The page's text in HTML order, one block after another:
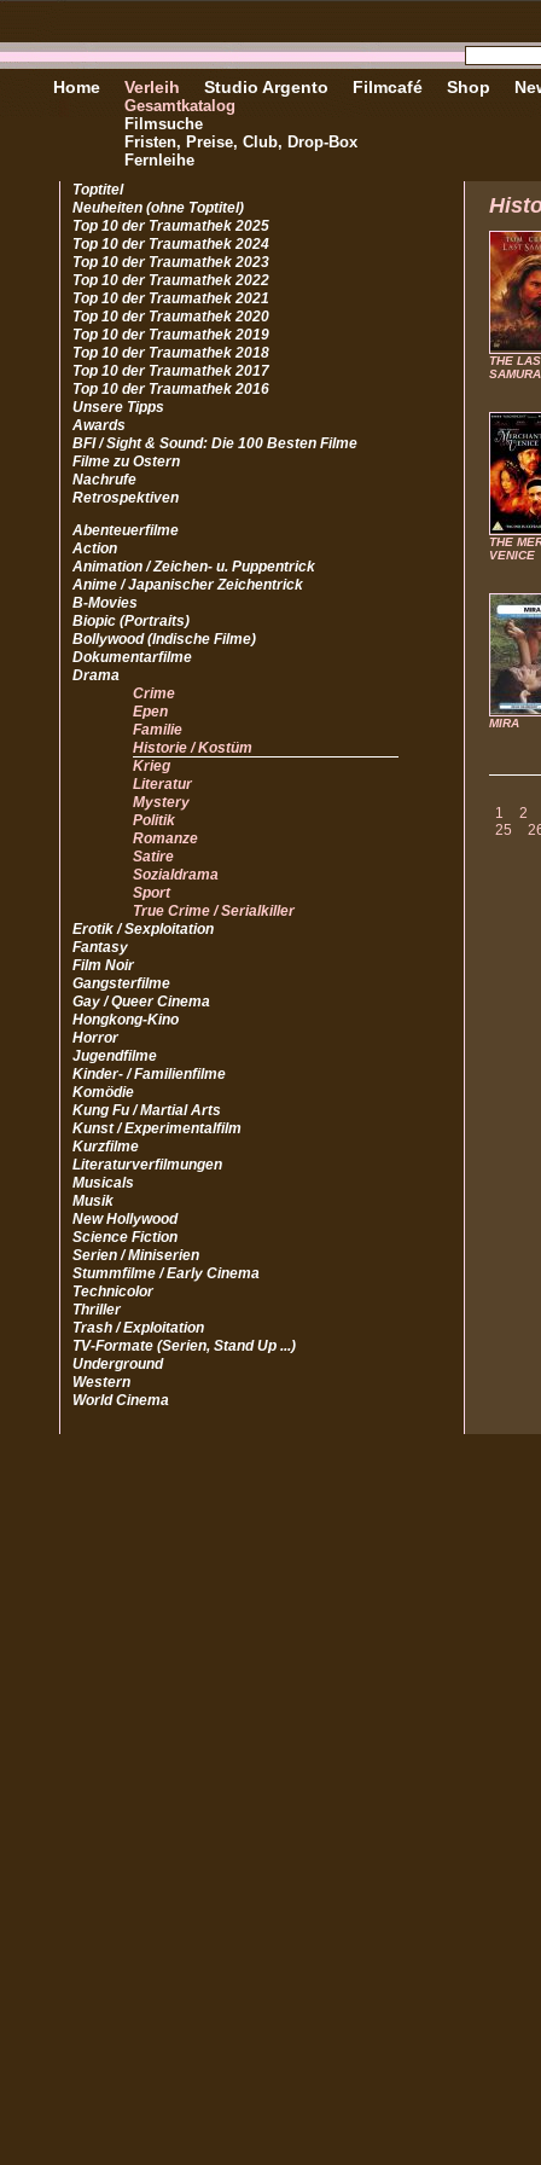
Home Verleih
Gesamtkatalog
Filmsuche
Fristen, Preise, Club, Drop-Box
Fernleihe
Studio Argento Filmcafé Shop
Toptitel
Neuheiten (ohne Toptitel)
Top 10 der Traumathek 2025
Top 10 der Traumathek 2024
Top 10 der Traumathek 2023
Top 10 der Traumathek 2022
Top 10 der Traumathek 2021
Top 10 der Traumathek 2020
Top 10 der Traumathek 2019
Top 10 der Traumathek 2018
Top 10 der Traumathek 2017
Top 10 der Traumathek 2016
Unsere Tipps
Awards
BFI / Sight & Sound: Die 100 Besten Filme
Filme zu Ostern
Nachrufe
Retrospektiven
Abenteuerfilme
Action
Animation / Zeichen- u. Puppentrick
Anime / Japanischer Zeichentrick
B-Movies
Biopic (Portraits)
Bollywood (Indische Filme)
Dokumentarfilme
Drama
Crime
Epen
Familie
Historie / Kostüm
Krieg
Literatur
Mystery
Politik
Romanze
Satire
Sozialdrama
Sport
True Crime / Serialkiller
Erotik / Sexploitation
Fantasy
Film Noir
Gangsterfilme
Gay / Queer Cinema
Hongkong-Kino
Horror
Jugendfilme
Kinder- / Familienfilme
Komödie
Kung Fu / Martial Arts
Kunst / Experimentalfilm
Kurzfilme
Literaturverfilmungen
Musicals
Musik
New Hollywood
Science Fiction
Serien / Miniserien
Stummfilme / Early Cinema
Technicolor
Thriller
Trash / Exploitation
TV-Formate (Serien, Stand Up ...)
Underground
Western
World Cinema
THE
THE
VENICE
MIRA
1
2
25